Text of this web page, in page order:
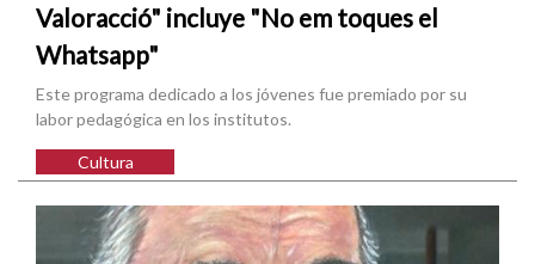
Valoracció" incluye "No em toques el
Whatsapp"
Este programa dedicado a los jóvenes fue premiado por su
labor pedagógica en los institutos.
Cultura